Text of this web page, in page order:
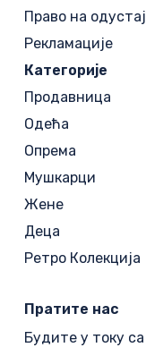
Право на
Рекламације
Категорије
Продавница
Одећа
Опрема
Мушкарци
Жене
Деца
Ретро Колекција
Пратите нас
Будите у току